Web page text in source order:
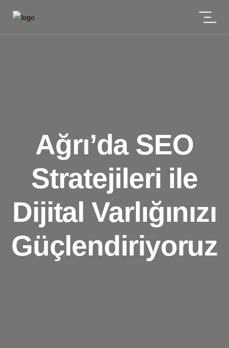
Ağrı’da SEO
Stratejileri ile
Dijital Varlığınızı
Güçlendiriyoruz